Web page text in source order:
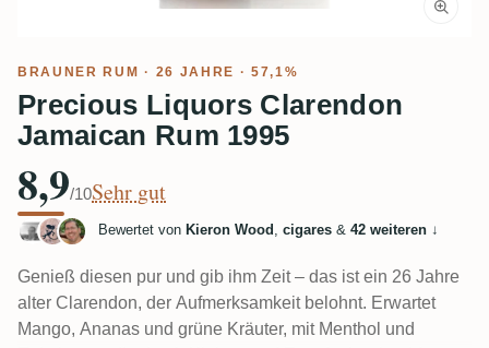
BRAUNER RUM · 26 JAHRE · 57,1%
Precious Liquors Clarendon
Jamaican Rum 1995
8,9/10Sehr gut
Bewertet von Kieron Wood , cigares & 42 weiteren ↓
Genieß diesen pur und gib ihm Zeit – das ist ein 26 Jahre
alter Clarendon, der Aufmerksamkeit belohnt. Erwartet
Mango, Ananas und grüne Kräuter, mit Menthol und